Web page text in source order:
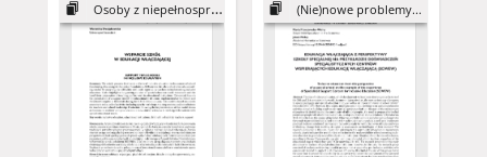
Osoby z niepełnosprawnościami... (Nie)nowe problemy...